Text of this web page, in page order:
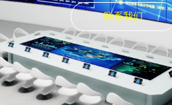
联系我们